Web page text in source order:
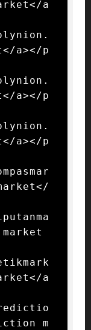
a
a></p
a></p
a></p
a
m